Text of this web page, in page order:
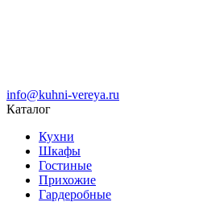
info@kuhni-vereya.ru
Каталог
Кухни
Шкафы
Гостиные
Прихожие
Гардеробные